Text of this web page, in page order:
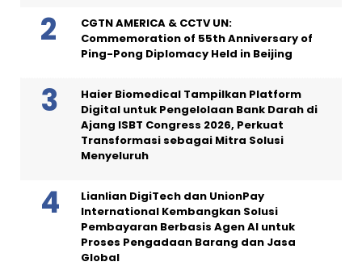
CGTN AMERICA & CCTV UN:
Commemoration of 55th Anniversary of
Ping-Pong Diplomacy Held in Beijing
Haier Biomedical Tampilkan Platform
Digital untuk Pengelolaan Bank Darah di
Ajang ISBT Congress 2026, Perkuat
Transformasi sebagai Mitra Solusi
Menyeluruh
Lianlian DigiTech dan UnionPay
International Kembangkan Solusi
Pembayaran Berbasis Agen AI untuk
Proses Pengadaan Barang dan Jasa
Global